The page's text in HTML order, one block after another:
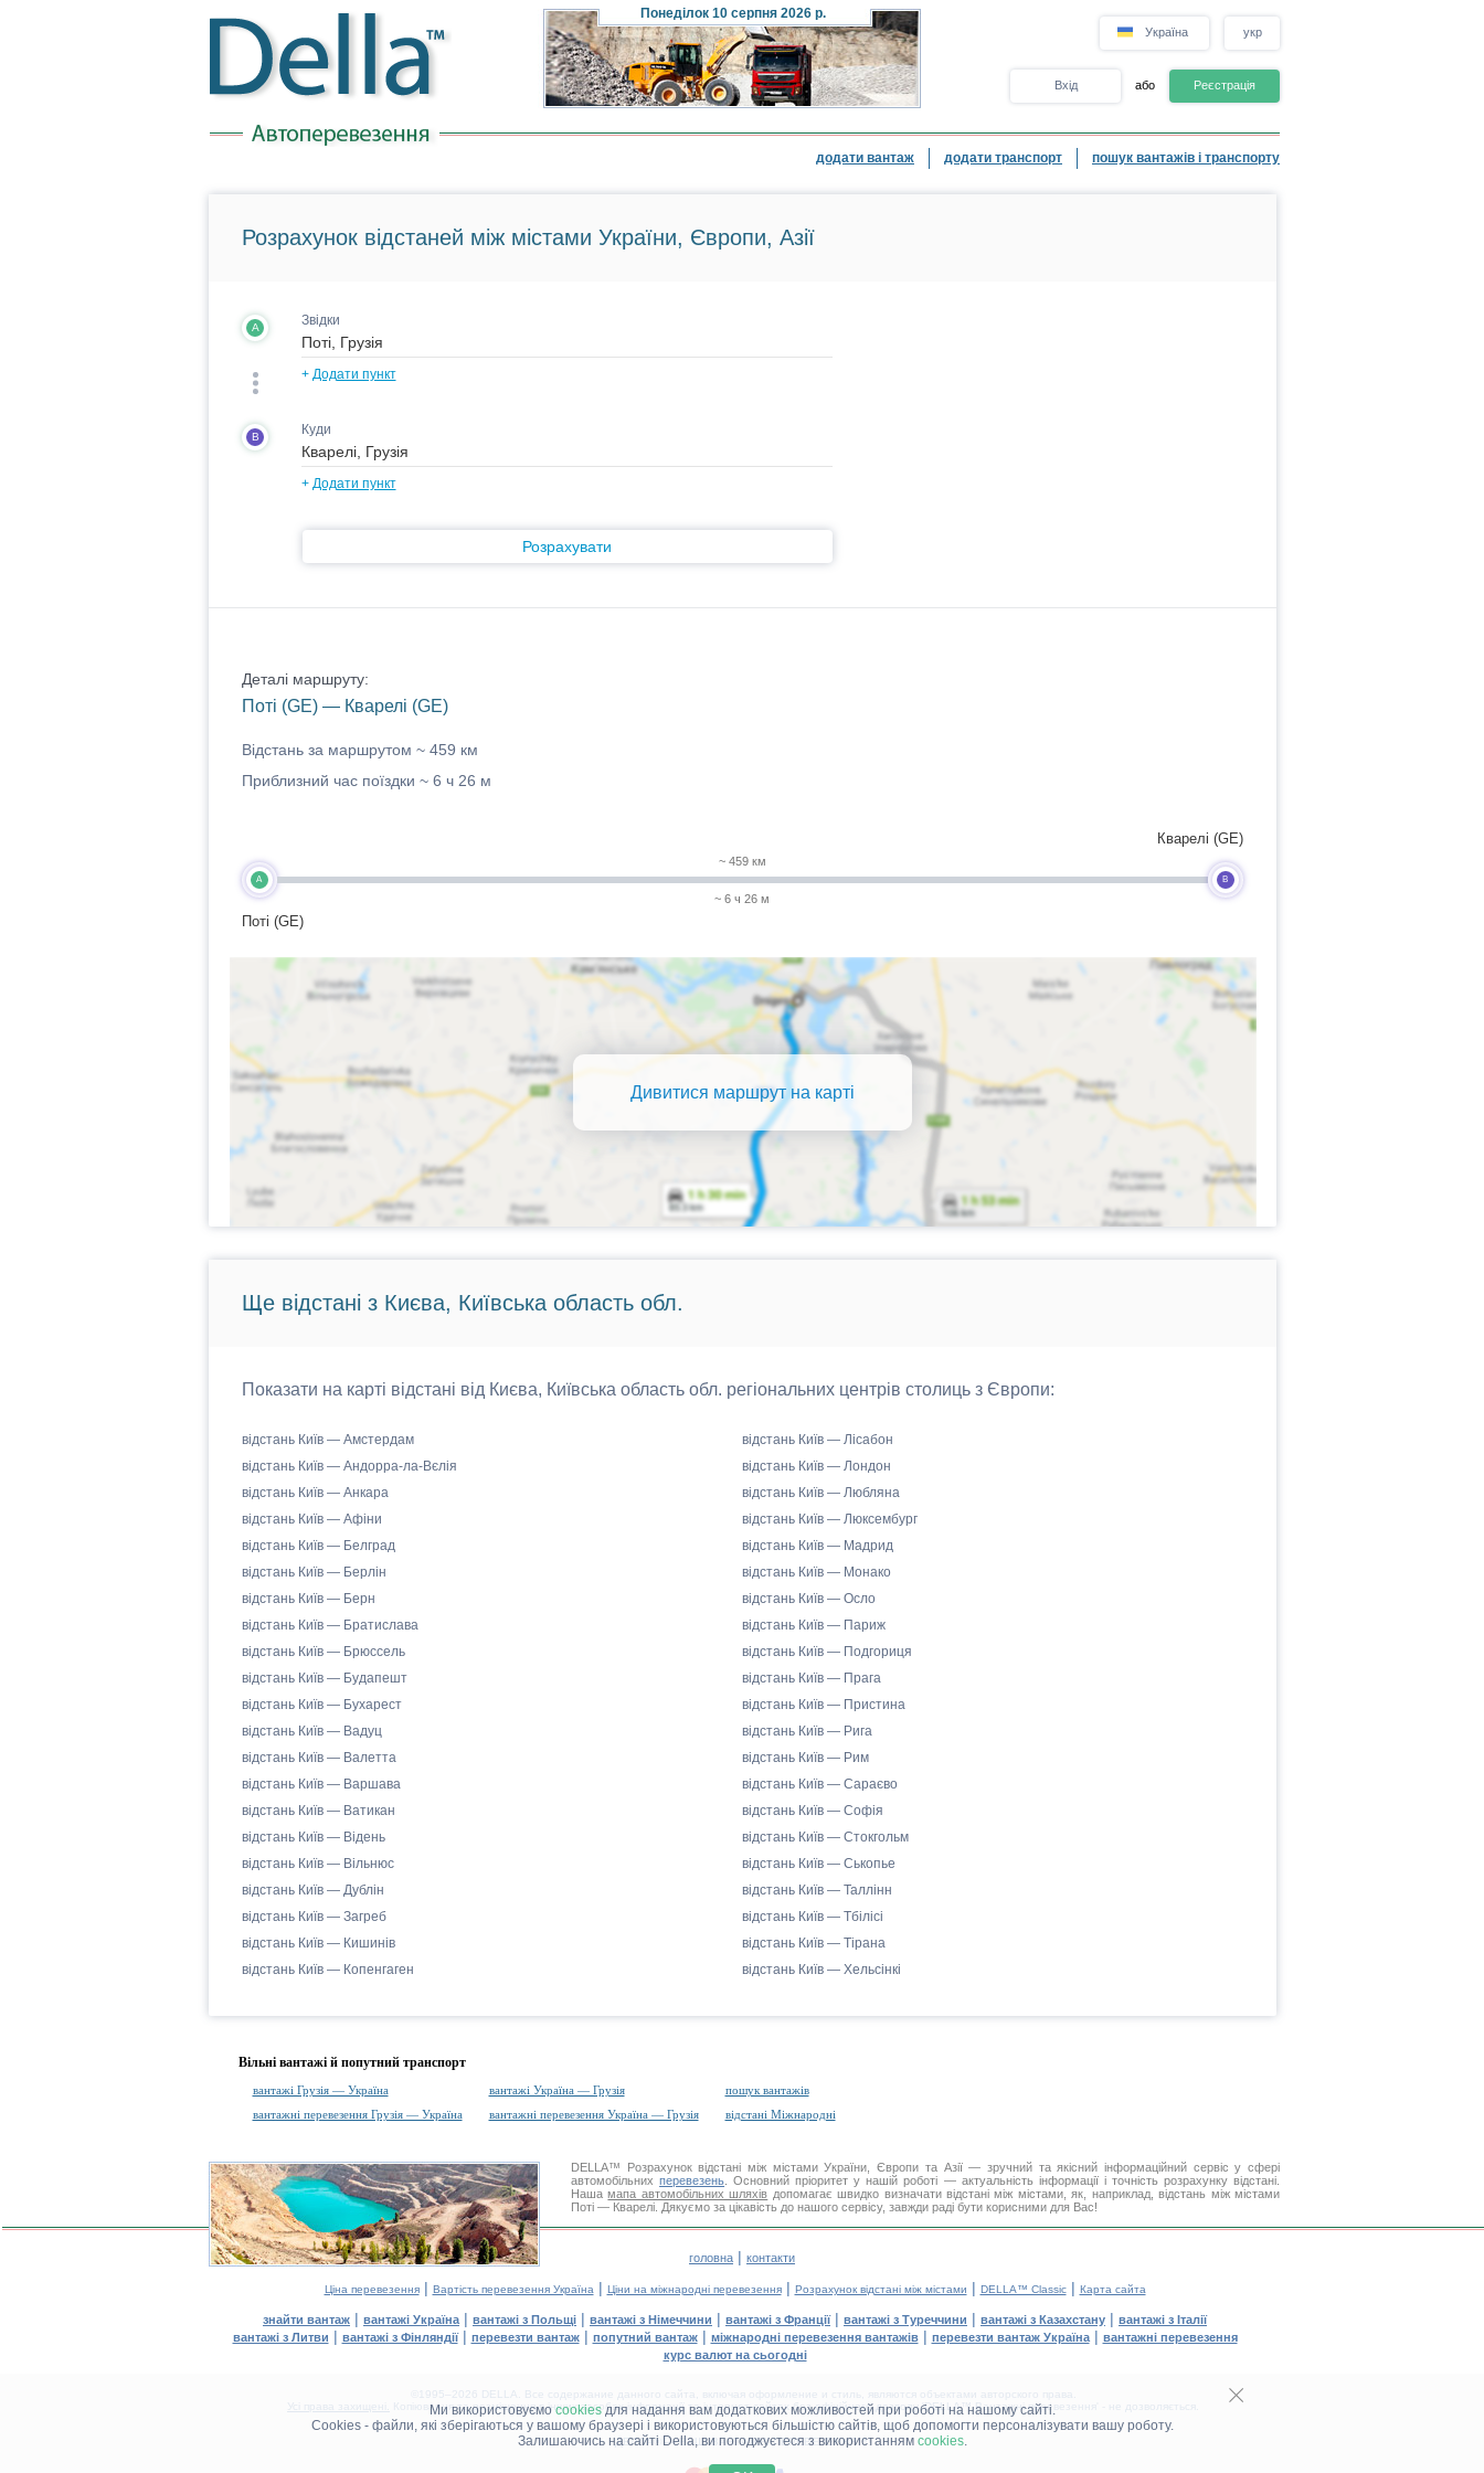
Понеділок 10 серпня 2026 р.
Україна укр
Вхід або Реєстрація
додати вантаж додати транспорт пошук вантажів і транспорту
Ми використовуємо cookiesдля надання вам додаткових можливостей при роботі на нашому сайті.
Cookies - файли, які зберігаються у вашому браузері і використовуються більшістю сайтів, щоб допомогти персоналізувати вашу роботу.
Залишаючись на сайті Della, ви погоджуєтеся з використанням cookies.
Розрахунок відстаней між містами України, Європи, Азії
A Звідки
+ Додати пункт
B Куди
+ Додати пункт
Розрахувати
Деталі маршруту:
Поті (GE) — Кварелі (GE)
Відстань за маршрутом ~ 459 км
Приблизний час поїздки ~ 6 ч 26 м
A
Поті (GE)
~ 459 км
~ 6 ч 26 м
B
Кварелі (GE)
Дивитися маршрут на карті
Ще відстані з Києва, Київська область обл.
Показати на карті відстані від Києва, Київська область обл. регіональних центрів столиць з Європи:
відстань Київ — Амстердам
відстань Київ — Андорра-ла-Вєлія
відстань Київ — Анкара
відстань Київ — Афіни
відстань Київ — Белград
відстань Київ — Берлін
відстань Київ — Берн
відстань Київ — Братислава
відстань Київ — Брюссель
відстань Київ — Будапешт
відстань Київ — Бухарест
відстань Київ — Вадуц
відстань Київ — Валетта
відстань Київ — Варшава
відстань Київ — Ватикан
відстань Київ — Відень
відстань Київ — Вільнюс
відстань Київ — Дублін
відстань Київ — Загреб
відстань Київ — Кишинів
відстань Київ — Копенгаген
відстань Київ — Лісабон
відстань Київ — Лондон
відстань Київ — Любляна
відстань Київ — Люксембург
відстань Київ — Мадрид
відстань Київ — Монако
відстань Київ — Осло
відстань Київ — Париж
відстань Київ — Подгориця
відстань Київ — Прага
відстань Київ — Пристина
відстань Київ — Рига
відстань Київ — Рим
відстань Київ — Сараєво
відстань Київ — Софія
відстань Київ — Стокгольм
відстань Київ — Ськопье
відстань Київ — Таллінн
відстань Київ — Тбілісі
відстань Київ — Тірана
відстань Київ — Хельсінкі
Вільні вантажі й попутний транспорт
вантажі Грузія — Україна вантажі Україна — Грузія
пошук вантажів
вантажні перевезення Грузія — Україна
вантажні перевезення Україна — Грузія відстані Міжнародні
DELLA™ Розрахунок відстані між містами України, Європи та Азії — зручний та якісний інформаційний сервіс у сфері
автомобільнихперевезень . Основний пріоритет у нашій роботі — актуальність інформації і точність розрахунку відстані.
Нашамапа автомобільних шляхів допомагає швидко визначати відстані між містами, як, наприклад, відстань між містами
Поті — Кварелі. Дякуємо за цікавість до нашого сервісу, завжди раді бути корисними для Вас!
головна | контакти
Ціна перевезення| Вартість перевезення Україна | Ціни на міжнародні перевезення| Розрахунок відстані між містами | DELLA™ Classic| Карта сайта
знайти вантаж | вантажі Україна | вантажі з Польщі | вантажі з Німеччини | вантажі з Франції| вантажі з Туреччини | вантажі з Казахстану | вантажі з Італії
вантажі з Литви | вантажі з Фінляндії| перевезти вантаж| попутний вантаж| міжнародні перевезення вантажів| перевезти вантаж Україна| вантажні перевезення
курс валют на сьогодні
©1995–2026 DELLA. Все содержание данного сайта, включая оформление и стиль, являются объектами авторского права.
Усі права захищені.
Копіювання та розміщення в інших засобах інформації та інтернет-сайтах без офіційного дозволу 'DELLA™ Вантажні перевезення' - не дозволяється.
ДЕЛЛА® — ВАШІВАНТАЖНІ ПЕРЕВЕЗЕННЯ™!